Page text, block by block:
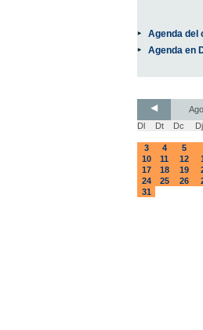
Agenda del
Agenda en
Dl
Dt Dc Dj
3
4 5
10
11 12
17
18 19
24
25 26
31